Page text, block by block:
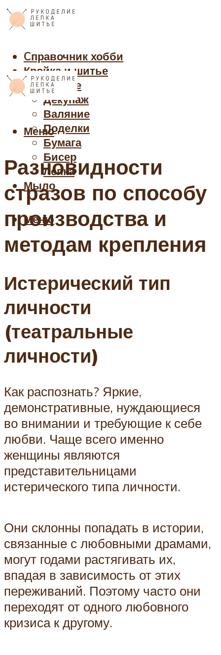
Cправочник хобби
Кройка и шитье
Рукоделие
Декупаж
Валяние
Поделки
Бумага
Бисер
Лепка
Мыло
Меню
Меню
Разновидности
стразов по способу
производства и
методам крепления
Истерический тип
личности
(театральные
личности)
Как распознать? Яркие,
демонстративные, нуждающиеся
во внимании и требующие к себе
любви. Чаще всего именно
женщины являются
представительницами
истерического типа личности.
Они склонны попадать в истории,
связанные с любовными драмами,
могут годами растягивать их,
впадая в зависимость от этих
переживаний. Поэтому часто они
переходят от одного любовного
кризиса к другому.